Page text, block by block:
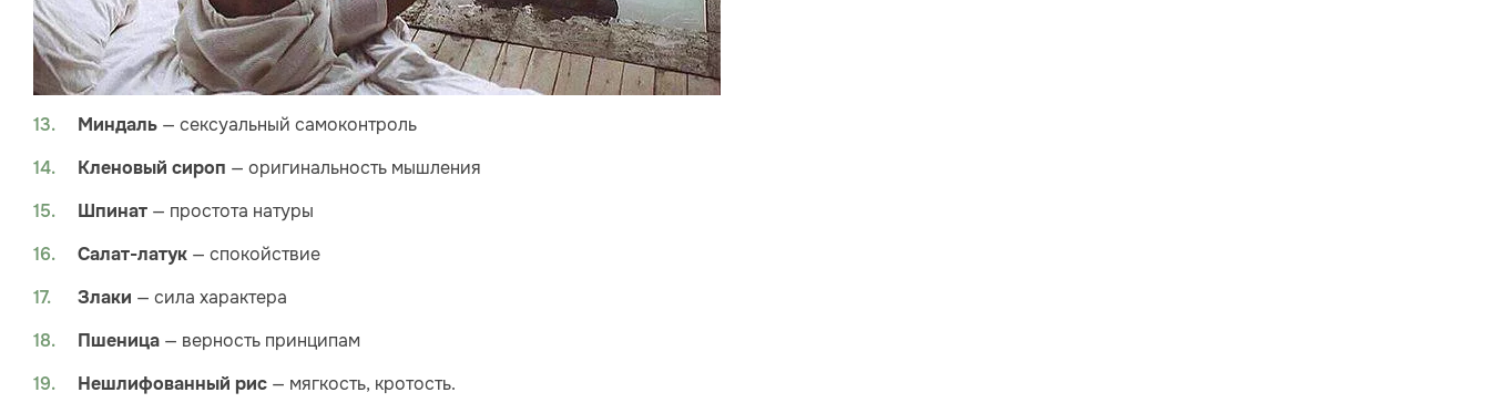
Миндаль — сексуальный самоконтроль
Кленовый сироп — оригинальность мышления
Шпинат — простота натуры
Салат-латук — спокойствие
Злаки — сила характера
Пшеница — верность принципам
Нешлифованный рис — мягкость, кротость.